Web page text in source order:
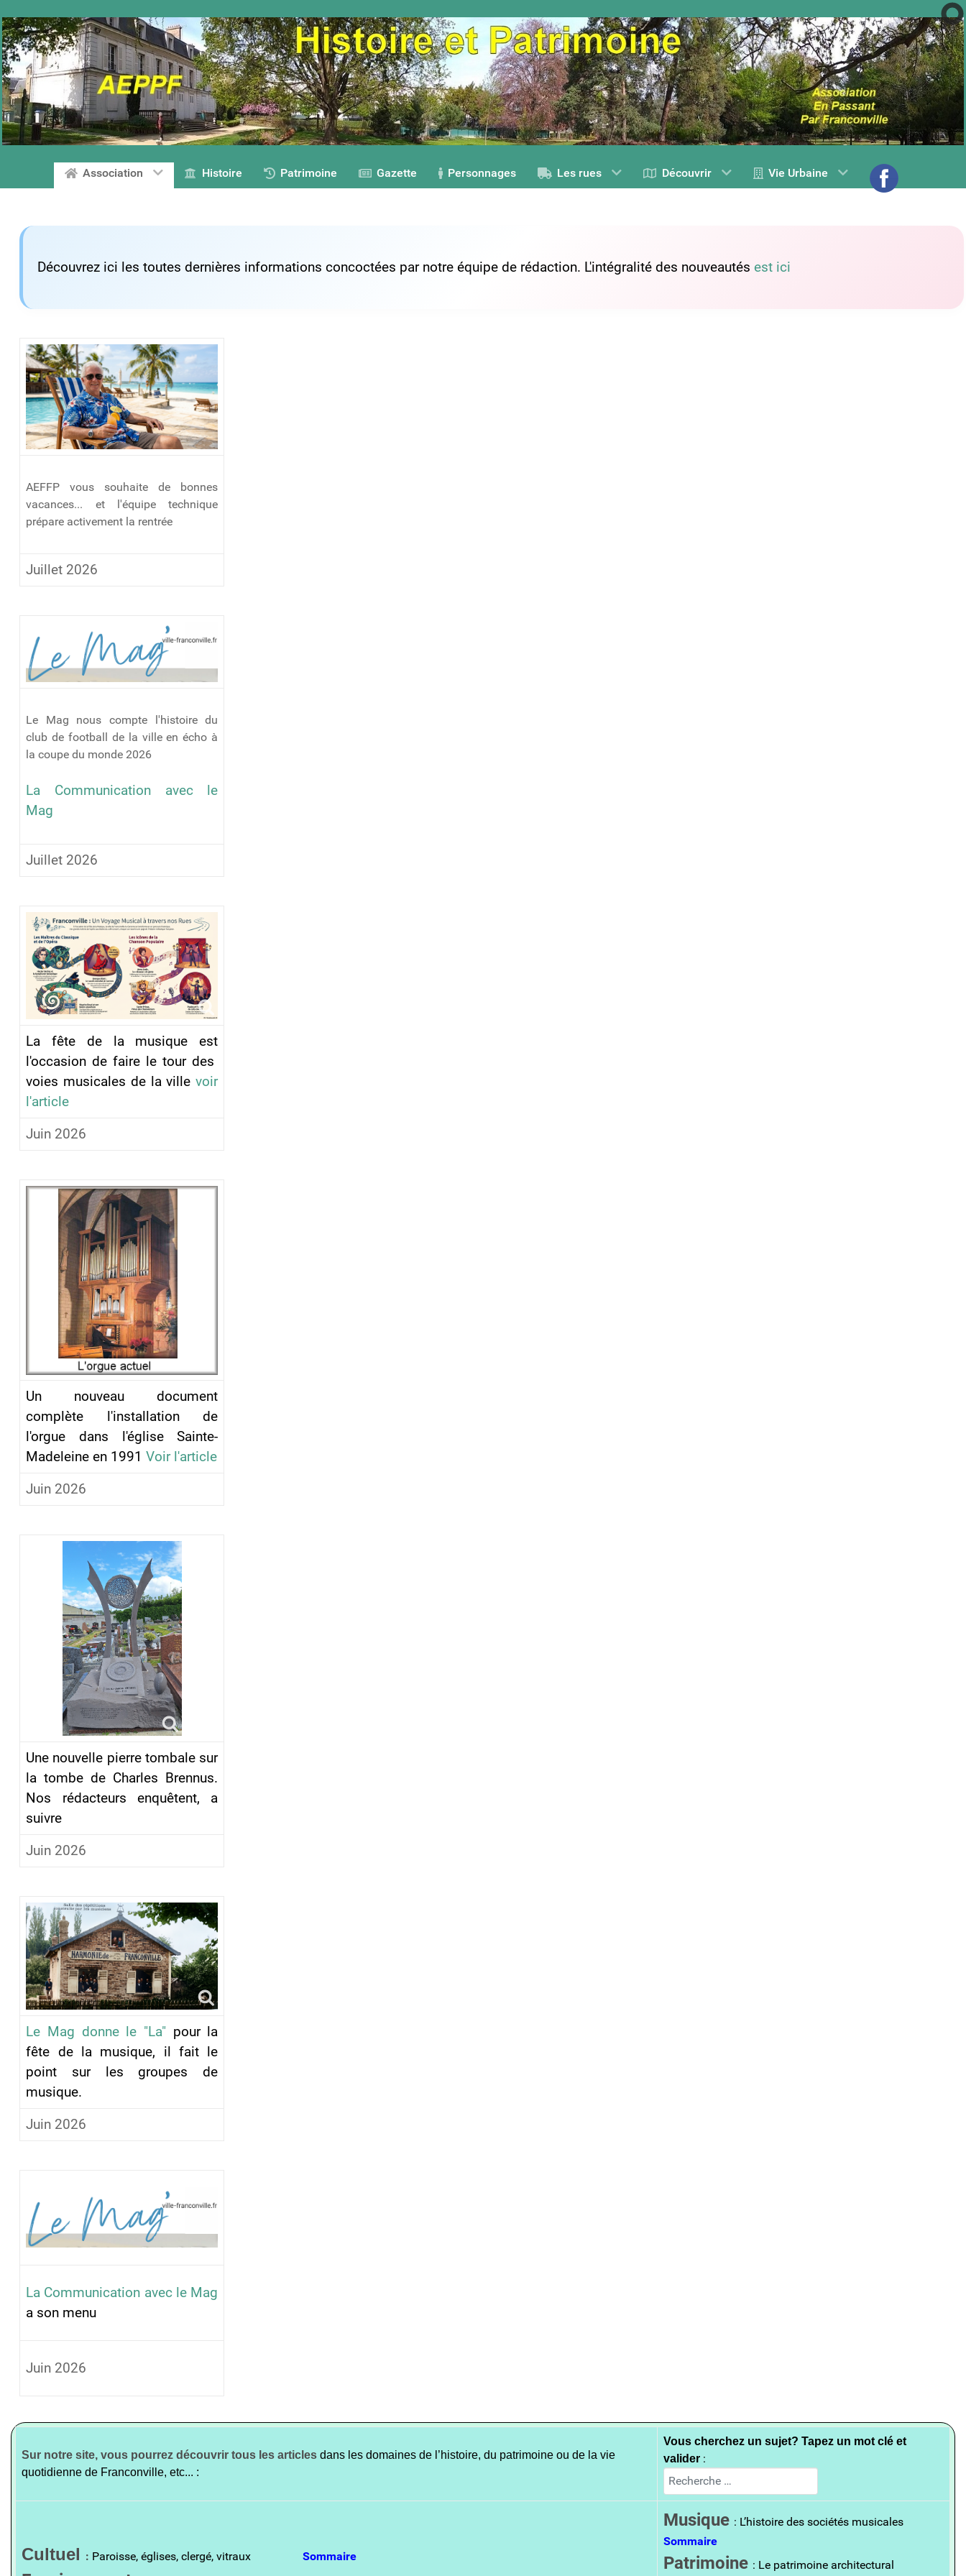
Association Histoire Patrimoine Gazette Personnages Les rues Découvrir Vie Urbaine
Découvrez ici les toutes dernières informations concoctées par notre équipe de rédaction. L'intégralité des nouveautés est ici
AEFFP vous souhaite de bonnes
vacances... et l'équipe technique
prépare activement la rentrée
Juillet 2026
Le Mag nous compte l'histoire du
club de football de la ville en écho à
la coupe du monde 2026
La Communication avec le
Mag
Juillet 2026
La fête de la musique est
l'occasion de faire le tour des
voies musicales de la villevoir
l'article
Juin 2026
Un nouveau document
complète l'installation de
l'orgue dans l'église Sainte-
Madeleine en 1991Voir l'article
Juin 2026
Une nouvelle pierre tombale sur
la tombe de Charles Brennus.
Nos rédacteurs enquêtent, a
suivre
Juin 2026
Le Mag donne le "La" pour la
fête de la musique, il fait le
point sur les groupes de
musique.
Juin 2026
La Communication avec le Mag
a son menu
Juin 2026
Sur notre site, vous pourrez découvrir tous les articles dans les domaines de l’histoire, du patrimoine ou de la vie
quotidienne de Franconville, etc... :
Vous cherchez un sujet? Tapez un mot clé et
valider :
Rechercher
Cultuel : Paroisse, églises, clergé, vitrauxSommaire
Musique : L’histoire des sociétés musicales
Sommaire
Patrimoine : Le patrimoine architectural